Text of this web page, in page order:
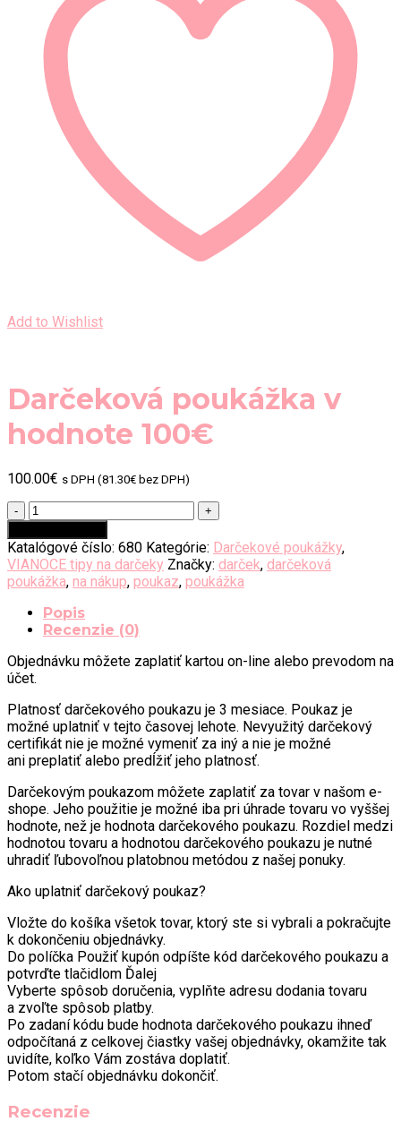
Add to Wishlist
Darčeková poukážka v
hodnote 100€
100.00€ s DPH (81.30€ bez DPH)
množstvo
Darčeková
poukážka
v
hodnote
100€
Katalógové číslo: 680 Kategórie: Darčekové poukážky,
VIANOCE tipy na darčeky Značky: darček, darčeková
poukážka, na nákup, poukaz, poukážka
Popis
Recenzie (0)
Objednávku môžete zaplatiť kartou on-line alebo prevodom na
účet.
Platnosť darčekového poukazu je 3 mesiace. Poukaz je
možné uplatniť v tejto časovej lehote. Nevyužitý darčekový
certifikát nie je možné vymeniť za iný a nie je možné
ani preplatiť alebo predĺžiť jeho platnosť.
Darčekovým poukazom môžete zaplatiť za tovar v našom e-
shope. Jeho použitie je možné iba pri úhrade tovaru vo vyššej
hodnote, než je hodnota darčekového poukazu. Rozdiel medzi
hodnotou tovaru a hodnotou darčekového poukazu je nutné
uhradiť ľubovoľnou platobnou metódou z našej ponuky.
Ako uplatniť darčekový poukaz?
Vložte do košíka všetok tovar, ktorý ste si vybrali a pokračujte
k dokončeniu objednávky.
Do políčka Použiť kupón odpíšte kód darčekového poukazu a
potvrďte tlačidlom Ďalej
Vyberte spôsob doručenia, vyplňte adresu dodania tovaru
a zvoľte spôsob platby.
Po zadaní kódu bude hodnota darčekového poukazu ihneď
odpočítaná z celkovej čiastky vašej objednávky, okamžite tak
uvidíte, koľko Vám zostáva doplatiť.
Potom stačí objednávku dokončiť.
Recenzie